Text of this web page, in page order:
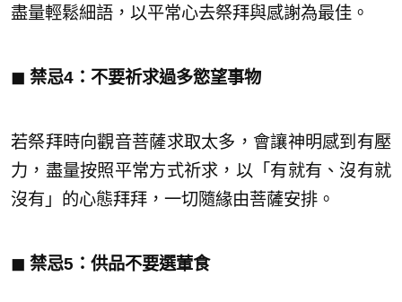
盡量輕鬆細語，以平常心去祭拜與感謝為最佳。
◼︎ 禁忌4：不要祈求過多慾望事物
若祭拜時向觀音菩薩求取太多，會讓神明感到有壓
力，盡量按照平常方式祈求，以「有就有、沒有就
沒有」的心態拜拜，一切隨緣由菩薩安排。
◼︎ 禁忌5：供品不要選葷食